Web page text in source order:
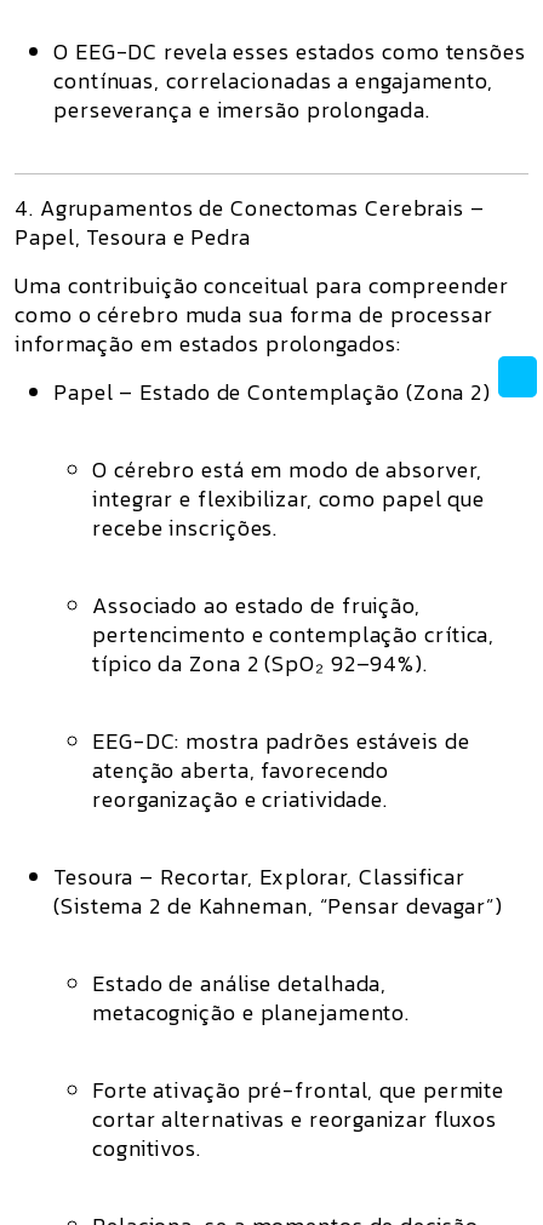
O EEG-DC revela esses estados como tensões
contínuas, correlacionadas a engajamento,
perseverança e imersão prolongada.
4. Agrupamentos de Conectomas Cerebrais –
Papel, Tesoura e Pedra
Uma contribuição conceitual para compreender
como o cérebro muda sua forma de processar
informação em estados prolongados:
Papel – Estado de Contemplação (Zona 2)
O cérebro está em modo deabsorver,
integrar e flexibilizar, como papel que
recebe inscrições.
Associado ao estado de fruição,
pertencimento e contemplação crítica,
típico da Zona 2(SpO₂ 92–94%).
EEG-DC: mostra padrões estáveis de
atenção aberta, favorecendo
reorganização e criatividade.
Tesoura – Recortar, Explorar, Classificar
(Sistema 2 de Kahneman, “Pensar devagar”)
Estado deanálise detalhada,
metacognição e planejamento.
Forteativação pré-frontal, que permite
cortar alternativas e reorganizar fluxos
cognitivos.